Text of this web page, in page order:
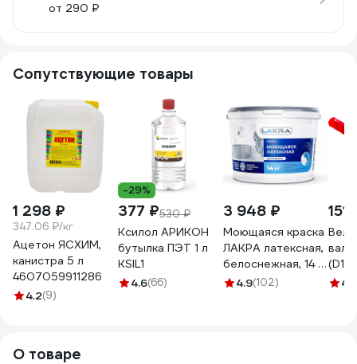
от 290 ₽
Сопутствующие товары
1 298 ₽
347.06 ₽/кг
Ацетон ЯСХИМ,
канистра 5 л
4607059911286
4.2(9)
-29%
377 ₽530 ₽
Ксилол АРИКОН
бутылка ПЭТ 1 л
KSIL1
4.6(66)
3 948 ₽
Моющаяся краска
ЛАКРА латексная,
белоснежная, 14 кг
8306484
4.9(102)
151
4 4.9
О товаре